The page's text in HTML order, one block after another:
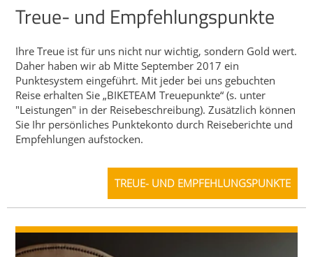
Treue- und Empfehlungspunkte
Ihre Treue ist für uns nicht nur wichtig, sondern Gold wert.
Daher haben wir ab Mitte September 2017 ein
Punktesystem eingeführt. Mit jeder bei uns gebuchten
Reise erhalten Sie „BIKETEAM Treuepunkte“ (s. unter
"Leistungen" in der Reisebeschreibung). Zusätzlich können
Sie Ihr persönliches Punktekonto durch Reiseberichte und
Empfehlungen aufstocken.
TREUE- UND EMPFEHLUNGSPUNKTE